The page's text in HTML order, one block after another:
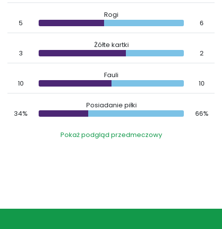
5
Rogi
6
3
Żółte kartki
2
10
Fauli
10
34%
Posiadanie piłki
66%
Pokaż podgląd przedmeczowy